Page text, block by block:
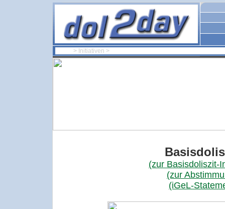
> Initiativen >
(zur Basisdoliszit-
(zur
(iGeL-